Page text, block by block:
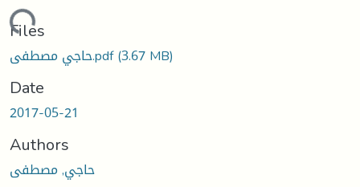
Files
حاجي مصطفى.pdf(3.67 MB)
Date
2017-05-21
Authors
حاجي, مصطفى